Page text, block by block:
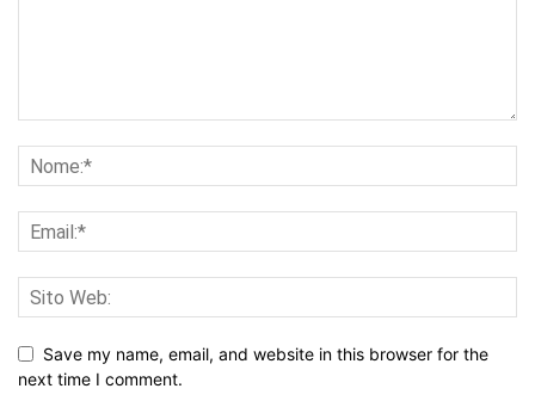
Save my name, email, and website in this browser for the
next time I comment.